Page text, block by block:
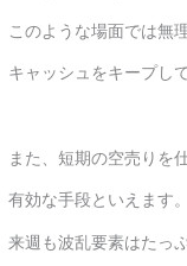
このような場面では無
キャッシュをキープし
また、短期の空売りを
有効な手段といえます。
来週も波乱要素はたっ